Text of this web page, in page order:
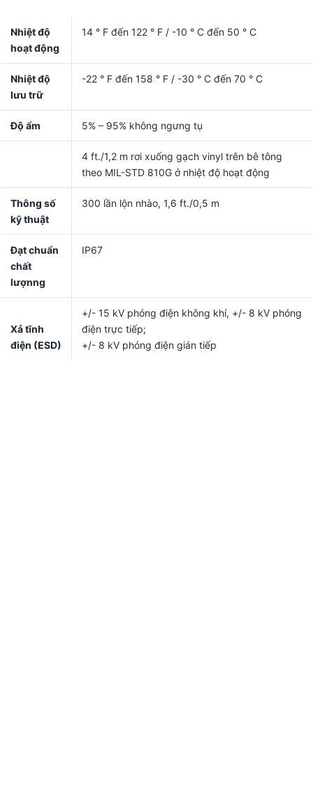
Nhiệt độ
hoạt động
14 ° F đến 122 ° F / -10 ° C đến 50 ° C
Nhiệt độ
lưu trữ
-22 ° F đến 158 ° F / -30 ° C đến 70 ° C
Độ ẩm 5% – 95% không ngưng tụ
4 ft./1,2 m rơi xuống gạch vinyl trên bê tông
theo MIL-STD 810G ở nhiệt độ hoạt động
Thông số
kỹ thuật
300 lần lộn nhào, 1,6 ft./0,5 m
Đạt chuẩn
chất
lượnng
IP67
Xả tĩnh
điện (ESD)
+/- 15 kV phóng điện không khí, +/- 8 kV phóng
điện trực tiếp;
+/- 8 kV phóng điện gián tiếp